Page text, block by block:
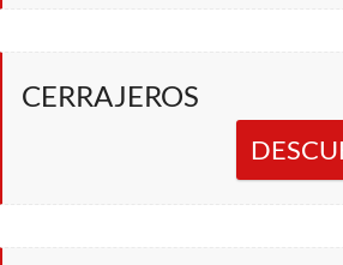
CERRAJEROS